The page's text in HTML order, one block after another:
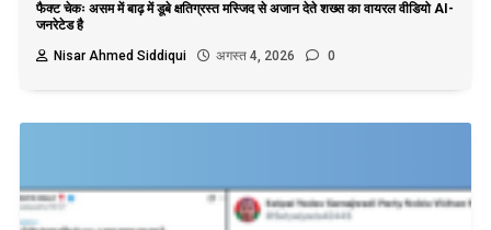
फैक्ट चेकः असम में बाढ़ में डूबे क्षतिग्रस्त मस्जिद से अजान देते शख्स का वायरल वीडियो AI-
जनरेटेड है
Nisar Ahmed Siddiqui
अगस्त 4, 2026 0